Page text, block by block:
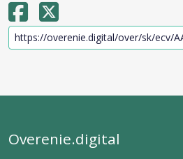
Overenie.digital